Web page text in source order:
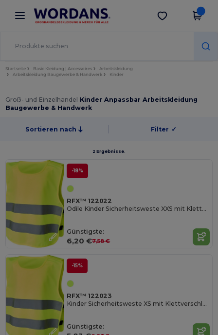
× Wordans App
Bessere Preise in der App!
App holen
Startseite Basic Kleidung | Accessoires
Arbeitskleidung
Arbeitskleidung Baugewerbe & Handwerk
Kinder
Groß- und Einzelhandel Kinder Anpassbar Arbeitskleidung
Baugewerbe & Handwerk
Sortieren nach Filter ✓
2 Ergebnisse.
-18%
RFX™ 122022
Odile Kinder Sicherheitsweste XXS mit Klettverschluss
Günstigste:
6,20 €7,58 €
-15%
RFX™ 122023
Kinder Sicherheitsweste XS mit Klettverschluss
Günstigste: